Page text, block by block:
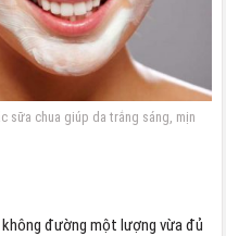
sữa chua giúp da trắng sáng, mịn
đường một lượng vừa đủ